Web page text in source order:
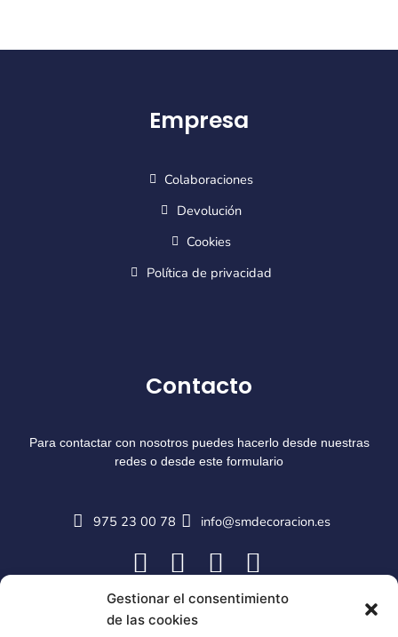
Gestionar el consentimiento
de las cookies
Empresa
Colaboraciones
Devolución
Cookies
Política de privacidad
Contacto
Para contactar con nosotros puedes hacerlo desde nuestras
redes o desde este formulario
975 23 00 78 info@smdecoracion.es